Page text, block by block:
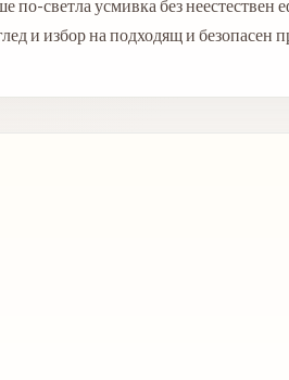
по-светла усмивка без неестествен
и избор на подходящ и безопасен